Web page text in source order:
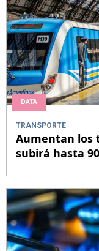
DATA
TRANSPORTE
Aumentan los
subirá hasta